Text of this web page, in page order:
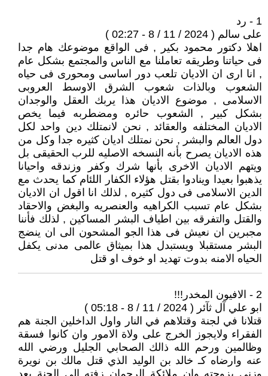
1 - رد
على سالم ( 2024 / 11 / 8 - 02:27 )
اهلا دكتور محمود بكير , فى الواقع موضوعك هام جدا
فى حياتنا وطريقه تعاملنا مع الناس والمجتمع بشكل عام
, انا ارى ان الاديان تلعب دور اساسى ومحورى فى حياه
الشعوب وبالذات شعوب الشرق الاوسط العروبى
الاسلامى , موضوع الاديان هذا يربك العقل والوجدان
بشكل كبير , الشعوب حائره ومضطربه فيما يخص
الاديان المختلفه والعقائد , نحن لانمتلك دين واحد لكل
دول العالم والبشر , نحن نمتلك اديان كثيره جدا وكل من
هذه الاديان يصرح بأنه النسخه الاصليه للرب الحقيقى بل
ويتهم الاديان الاخرى بأنها شرك وكفر وزندقه واحيانا
يذهبوا بعيدا وينادوا بقتل هؤلاء الكفار اللئام كما يحدث مع
الدين الاسلامى فى دول كثيره , لذلك انا اقول ان الاديان
بشكل عام تسبب الكراهيه والعنصريه والبغض والاحقاد
والقتل والتفرقه بين اطياف البشر المساكين , لذلك فأننا
مجبرين ان نعيش فى هذا الجو المشحون الى ان ينضج
البشر مستقبلا ويستبدل هذا بميثاق عالمى مدنى يكفل
الحياه الامنه بدوت تهديد او خوف او قتل
2 - الافيون المخدر!!!
ابو علي آل ثآئر ( 2024 / 11 / 8 - 05:18 )
قتلانا في لجنة وقتلاهم في النار واول الداخلين الجنة هم
الفقراء ولايجوز الخرج على ولاة الامور وان كانوا فسقة
وظالمين ورحم الله ذالك الصحابي الجليل ورضي الله
عنه وارضاه كـ خالد بن الوليد الذي قتل مالك بن نويرة